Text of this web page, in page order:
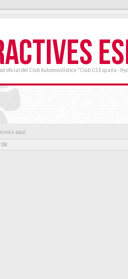
oficial del Club Automovilístico "Club C5 España -
esta aquí